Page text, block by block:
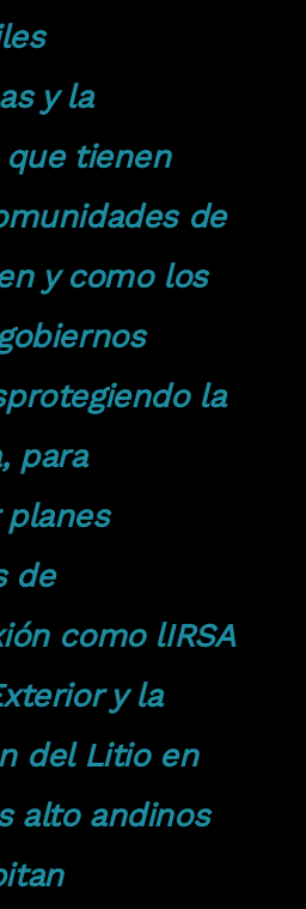
y la
tienen
de
y como los
la
para
de
como lIRSA
y la
del Litio en
alto andinos